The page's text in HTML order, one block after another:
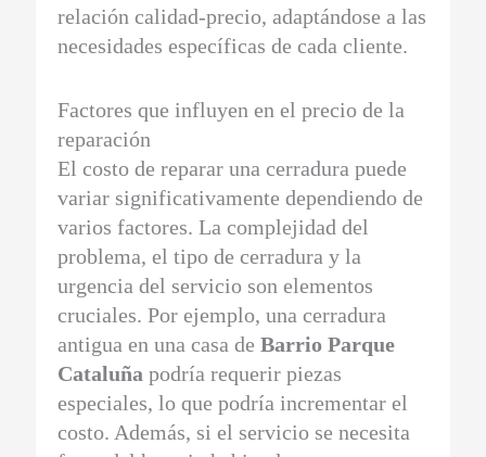
relación calidad-precio, adaptándose a las
necesidades específicas de cada cliente.
Factores que influyen en el precio de la
reparación
El costo de reparar una cerradura puede
variar significativamente dependiendo de
varios factores. La complejidad del
problema, el tipo de cerradura y la
urgencia del servicio son elementos
cruciales. Por ejemplo, una cerradura
antigua en una casa deBarrio Parque
Cataluña podría requerir piezas
especiales, lo que podría incrementar el
costo. Además, si el servicio se necesita